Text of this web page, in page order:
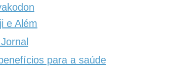
e Além
para a saúde